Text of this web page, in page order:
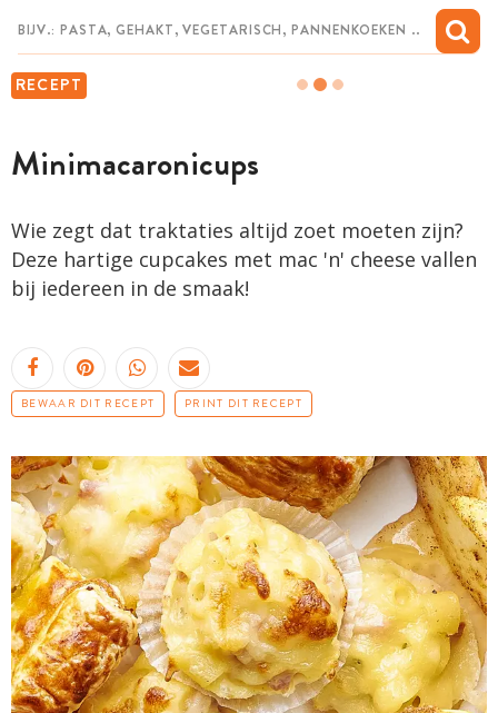
RECEPT
Minimacaronicups
Wie zegt dat traktaties altijd zoet moeten zijn?
Deze hartige cupcakes met mac 'n' cheese vallen
bij iedereen in de smaak!
BEWAAR DIT RECEPT PRINT DIT RECEPT
MIJN BEWAARDE RECEPTEN